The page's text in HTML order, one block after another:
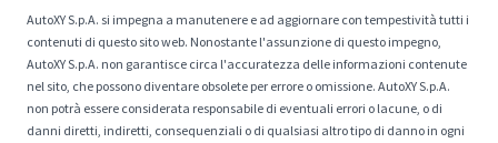
AutoXY S.p.A. si impegna a manutenere e ad aggiornare con tempestività tutti i
contenuti di questo sito web. Nonostante l'assunzione di questo impegno,
AutoXY S.p.A. non garantisce circa l'accuratezza delle informazioni contenute
nel sito, che possono diventare obsolete per errore o omissione. AutoXY S.p.A.
non potrà essere considerata responsabile di eventuali errori o lacune, o di
danni diretti, indiretti, consequenziali o di qualsiasi altro tipo di danno in ogni